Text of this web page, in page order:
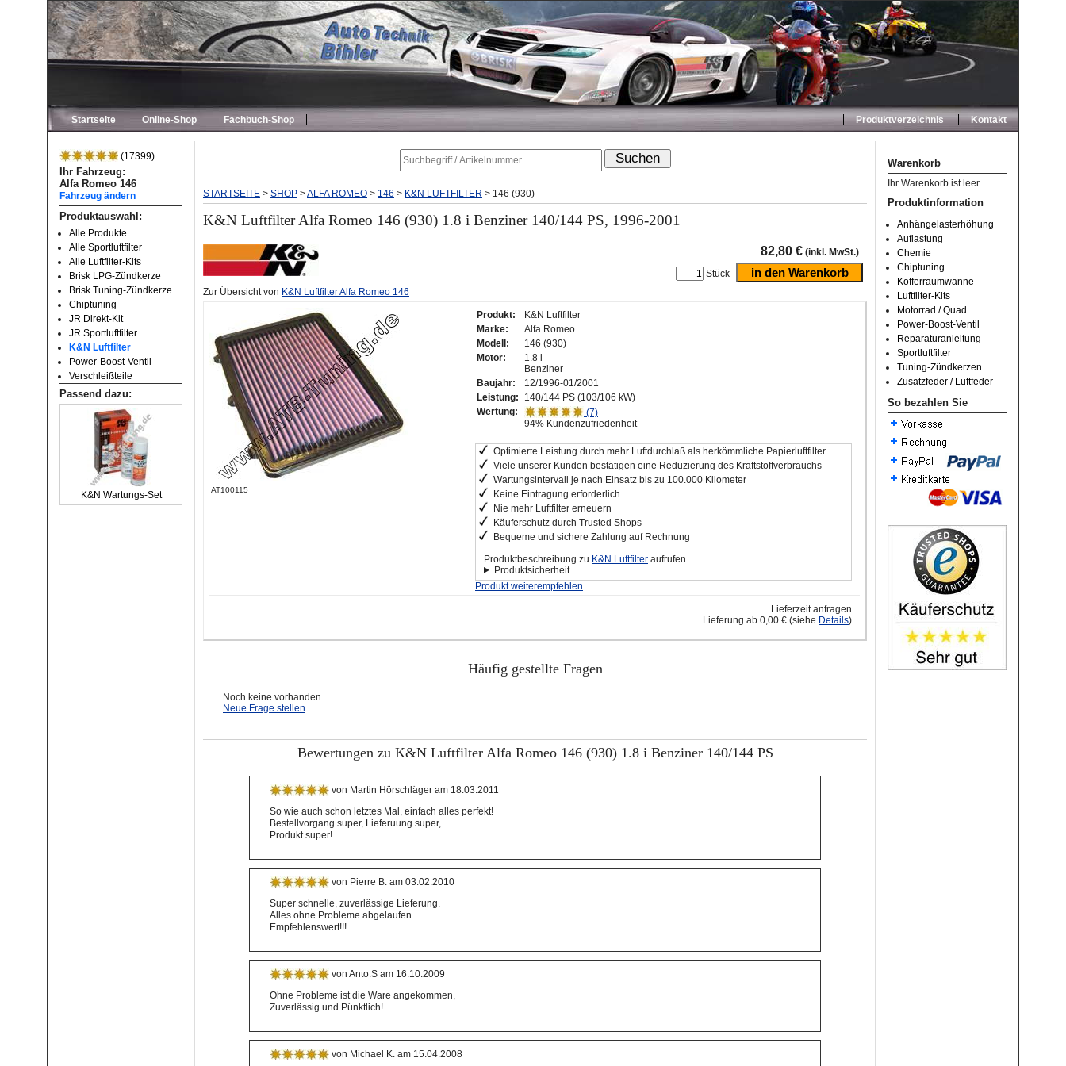
Startseite Online-Shop Fachbuch-Shop Produktverzeichnis Kontakt
(17399)
Ihr Fahrzeug:
Alfa Romeo 146
Fahrzeug ändern
Produktauswahl:
Alle Produkte
Alle Sportluftfilter
Alle Luftfilter-Kits
Brisk LPG-Zündkerze
Brisk Tuning-Zündkerze
Chiptuning
JR Direkt-Kit
JR Sportluftfilter
K&N Luftfilter
Power-Boost-Ventil
Verschleißteile
Passend dazu:
K&N Wartungs-Set
Warenkorb
Ihr Warenkorb ist leer
Produktinformation
Anhängelasterhöhung
Auflastung
Chemie
Chiptuning
Kofferraumwanne
Luftfilter-Kits
Motorrad / Quad
Power-Boost-Ventil
Reparaturanleitung
Sportluftfilter
Tuning-Zündkerzen
Zusatzfeder / Luftfeder
So bezahlen Sie
STARTSEITE > SHOP >ALFA ROMEO > 146 > K&N LUFTFILTER > 146 (930)
K&N Luftfilter Alfa Romeo 146 (930) 1.8 i Benziner 140/144 PS, 1996-2001
82,80 € (inkl. MwSt.)
Stück
Zur Übersicht von K&N Luftfilter Alfa Romeo 146
AT100115
Produkt:
K&N Luftfilter
Marke:
Alfa Romeo
Modell:
146 (930)
Motor:
1.8 i
Benziner
Baujahr:
12/1996-01/2001
Leistung:
140/144 PS (103/106 kW)
Wertung:
(7)
94% Kundenzufriedenheit
Optimierte Leistung durch mehr Luftdurchlaß als herkömmliche Papierluftfilter
Viele unserer Kunden bestätigen eine Reduzierung des Kraftstoffverbrauchs
Wartungsintervall je nach Einsatz bis zu 100.000 Kilometer
Keine Eintragung erforderlich
Nie mehr Luftfilter erneuern
Käuferschutz durch Trusted Shops
Bequeme und sichere Zahlung auf Rechnung
Produktbeschreibung zu K&N Luftfilter aufrufen
Produktsicherheit
Produkt weiterempfehlen
Lieferzeit anfragen
Lieferung ab 0,00 € (siehe Details)
Häufig gestellte Fragen
Noch keine vorhanden.
Neue Frage stellen
Bewertungen zu K&N Luftfilter Alfa Romeo 146 (930) 1.8 i Benziner 140/144 PS
von Martin Hörschläger am 18.03.2011
So wie auch schon letztes Mal, einfach alles perfekt!
Bestellvorgang super, Lieferuung super,
Produkt super!
von Pierre B. am 03.02.2010
Super schnelle, zuverlässige Lieferung.
Alles ohne Probleme abgelaufen.
Empfehlenswert!!!
von Anto.S am 16.10.2009
Ohne Probleme ist die Ware angekommen,
Zuverlässig und Pünktlich!
von Michael K. am 15.04.2008